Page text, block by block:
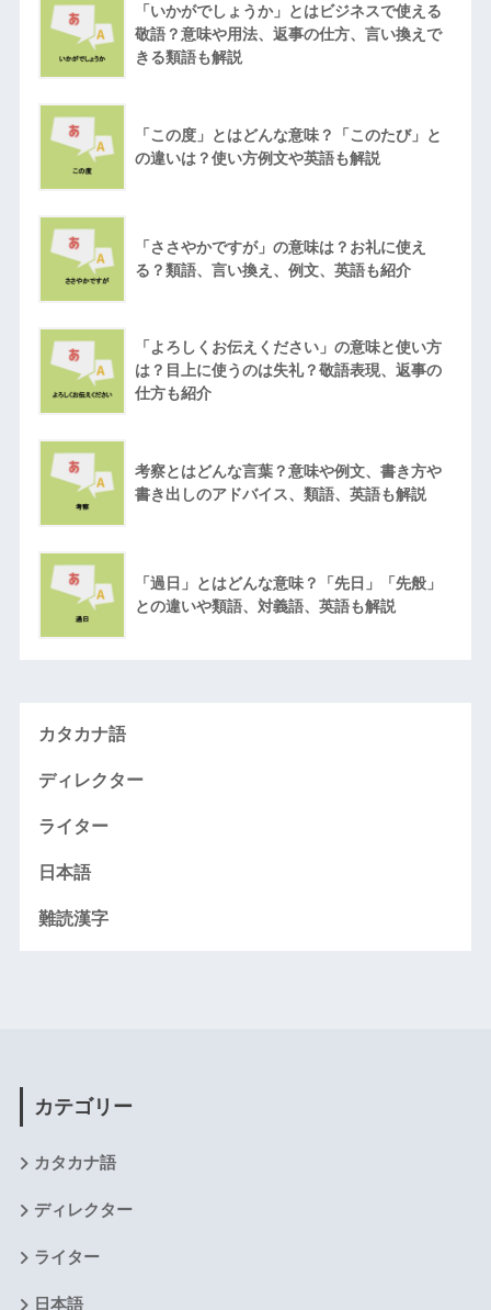
「いかがでしょうか」とはビジネスで使える
敬語？意味や用法、返事の仕方、言い換えで
きる類語も解説
「この度」とはどんな意味？「このたび」と
の違いは？使い方例文や英語も解説
「ささやかですが」の意味は？お礼に使え
る？類語、言い換え、例文、英語も紹介
「よろしくお伝えください」の意味と使い方
は？目上に使うのは失礼？敬語表現、返事の
仕方も紹介
考察とはどんな言葉？意味や例文、書き方や
書き出しのアドバイス、類語、英語も解説
「過日」とはどんな意味？「先日」「先般」
との違いや類語、対義語、英語も解説
カタカナ語
ディレクター
ライター
日本語
難読漢字
カテゴリー
カタカナ語
ディレクター
ライター
日本語